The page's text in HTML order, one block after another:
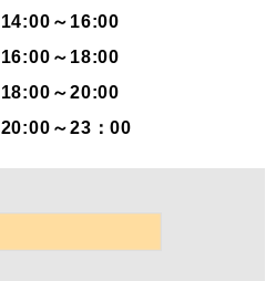
14:00～16:00
16:00～18:00
18:00～20:00
20:00～23：00